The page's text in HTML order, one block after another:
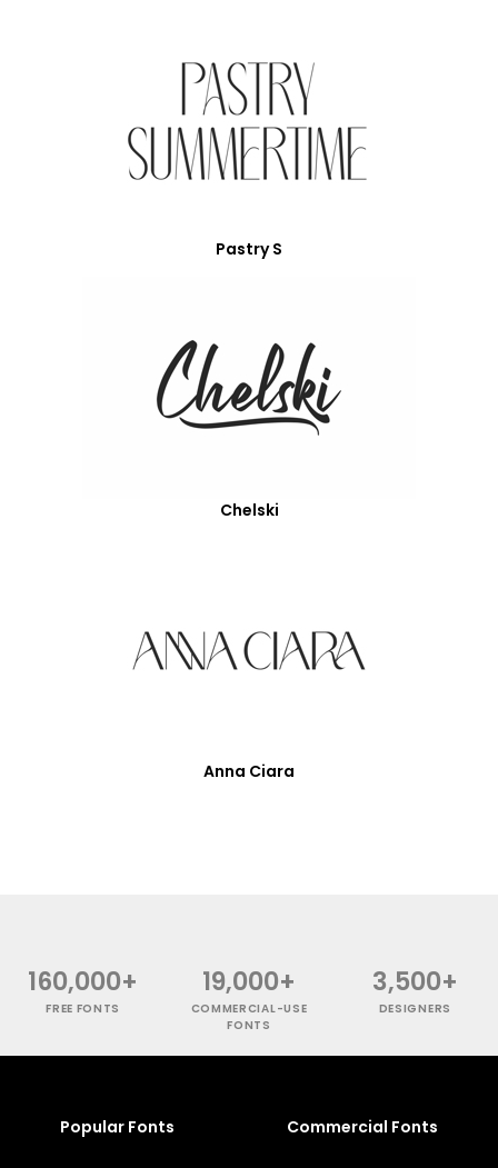
Pastry S
Chelski
Anna Ciara
160,000+
FREE FONTS
19,000+
COMMERCIAL-USE
FONTS
3,500+
DESIGNERS
Popular Fonts Commercial Fonts